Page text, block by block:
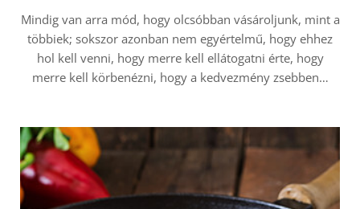
Mindig van arra mód, hogy olcsóbban vásároljunk, mint a
többiek; sokszor azonban nem egyértelmű, hogy ehhez
hol kell venni, hogy merre kell ellátogatni érte, hogy
merre kell körbenézni, hogy a kedvezmény zsebben…